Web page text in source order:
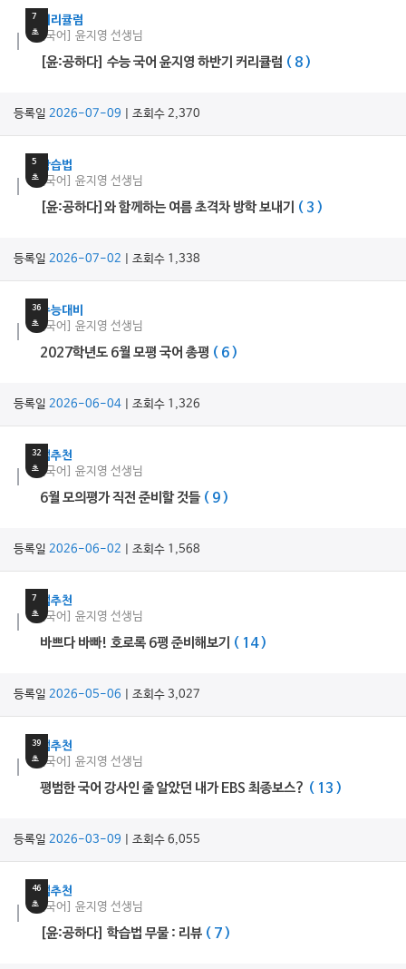
7
초
커리큘럼
[국어] 윤지영 선생님
[윤:공하다] 수능 국어 윤지영 하반기 커리큘럼 ( 8 )
등록일 2026-07-09 | 조회수 2,370
5
초
학습법
[국어] 윤지영 선생님
[윤:공하다]와 함께하는 여름 초격차 방학 보내기 ( 3 )
등록일 2026-07-02 | 조회수 1,338
36
초
수능대비
[국어] 윤지영 선생님
2027학년도 6월 모평 국어 총평 ( 6 )
등록일 2026-06-04| 조회수 1,326
32
초
쌤추천
[국어] 윤지영 선생님
6월 모의평가 직전 준비할 것들 ( 9 )
등록일 2026-06-02 | 조회수 1,568
7
초
쌤추천
[국어] 윤지영 선생님
바쁘다 바빠! 호로록 6평 준비해보기 ( 14 )
등록일 2026-05-06 | 조회수 3,027
39
초
쌤추천
[국어] 윤지영 선생님
평범한 국어 강사인 줄 알았던 내가 EBS 최종보스? ( 13 )
등록일 2026-03-09 | 조회수 6,055
46
초
쌤추천
[국어] 윤지영 선생님
[윤:공하다] 학습법 무물 : 리뷰 ( 7 )